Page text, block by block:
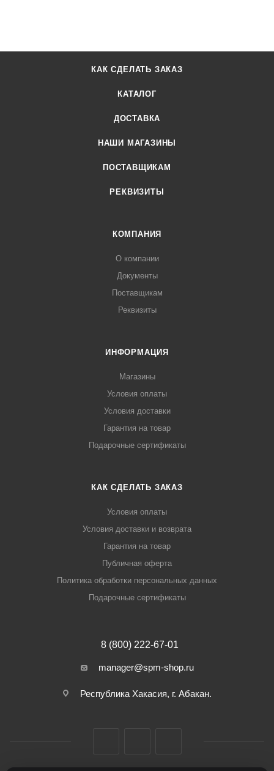
КАК СДЕЛАТЬ ЗАКАЗ
КАТАЛОГ
ДОСТАВКА
НАШИ МАГАЗИНЫ
ПОСТАВЩИКАМ
РЕКВИЗИТЫ
КОМПАНИЯ
О компании
Документы
Поставщикам
Реквизиты
ИНФОРМАЦИЯ
Магазины
Условия оплаты
Условия доставки
Гарантия на товар
Подарочные сертификаты
КАК СДЕЛАТЬ ЗАКАЗ
Условия оплаты
Условия доставки и возврата
Гарантия на товар
Публичная оферта
Политика обработки персональных данных
Подарочные сертификаты
8 (800) 222-67-01
manager@spm-shop.ru
Республика Хакасия, г. Абакан.